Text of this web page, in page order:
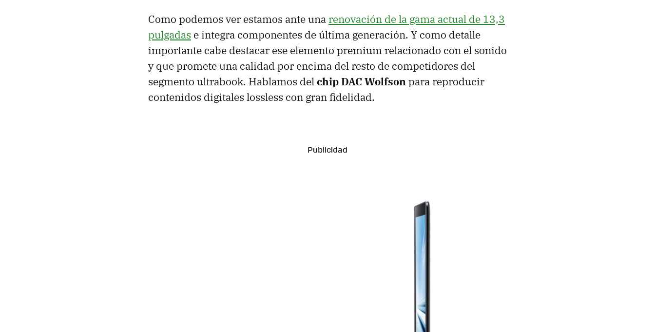
Como podemos ver estamos ante una renovación de la gama actual de 13,3
pulgadas e integra componentes de última generación. Y como detalle
importante cabe destacar ese elemento premium relacionado con el sonido
y que promete una calidad por encima del resto de competidores del
segmento ultrabook. Hablamos delchip DAC Wolfsonpara reproducir
contenidos digitales lossless con gran fidelidad.